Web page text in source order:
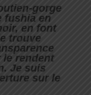
gorge
fushia en
en font
trouve
le rendent
Je suis
sur le